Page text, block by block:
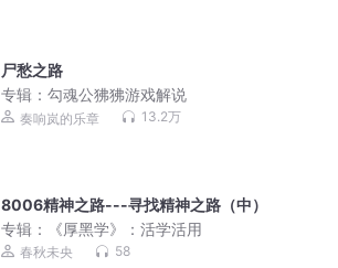
尸愁之路
专辑：勾魂公狒狒游戏解说
奏响岚的乐章 13.2万
8006精神之路---寻找精神之路（中）
专辑：
《厚黑学》：活学活用
春秋未央 58